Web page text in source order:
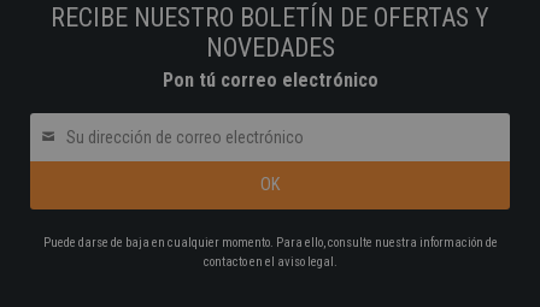
RECIBE NUESTRO BOLETÍN DE OFERTAS Y
NOVEDADES
Pon tú correo electrónico
Puede darse de baja en cualquier momento. Para ello, consulte nuestra información de
contacto en el aviso legal.